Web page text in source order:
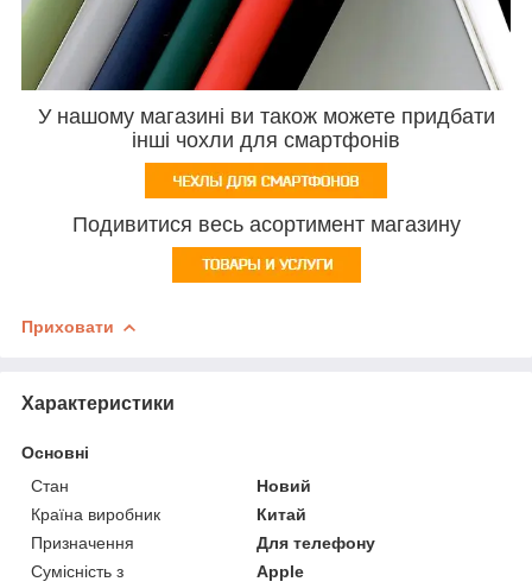
У нашому магазині ви також можете придбати
інші чохли для смартфонів
Подивитися весь асортимент магазину
Приховати
Характеристики
Основні
Стан
Новий
Країна виробник
Китай
Призначення
Для телефону
Сумісність з
Apple